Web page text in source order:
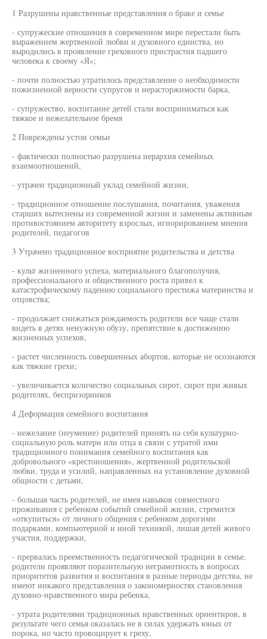
1 Разрушены нравственные представления о браке и семье
- супружеские отношения в современном мире перестали быть
выражением жертвенной любви и духовного единства, но
выродились в проявление греховного пристрастия падшего
человека к своему «Я»;
- почти полностью утратилось представление о необходимости
пожизненной верности супругов и нерасторжимости барка,
- супружество, воспитание детей стали восприниматься как
тяжкое и нежелательное бремя
2 Повреждены устои семьи
- фактически полностью разрушена иерархия семейных
взаимоотношений,
- утрачен традиционный уклад семейной жизни,
- традиционное отношение послушания, почитания, уважения
старших вытеснены из современной жизни и заменены активным
противостоянием авторитету взрослых, игнорированием мнения
родителей, педагогов
3 Утрачено традиционное восприятие родительства и детства
- культ жизненного успеха, материального благополучия,
профессионального и общественного роста привел к
катастрофическому падению социального престижа материнства и
отцовства;
- продолжает снижаться рождаемость родители все чаще стали
видеть в детях ненужную обузу, препятствие к достижению
жизненных успехов,
- растет численность совершенных абортов, которые не осознаются
как тяжкие грехи;
- увеличивается количество социальных сирот, сирот при живых
родителях, беспризорников
4 Деформация семейного воспитания
- нежелание (неумение) родителей принять на себя культурно-
социальную роль матери или отца в связи с утратой ими
традиционного понимания семейного воспитания как
добровольного «крестоношения», жертвенной родительской
любви, труда и усилий, направленных на установление духовной
общности с детьми,
- большая часть родителей, не имея навыков совместного
проживания с ребенком событий семейной жизни, стремится
«откупиться» от личного общения с ребенком дорогими
подарками, компьютерной и иной техникой, лишая детей живого
участия, поддержки,
- прервалась преемственность педагогической традиции в семье,
родители проявляют поразительную неграмотность в вопросах
приоритетов развития и воспитания в разные периоды детства, не
имеют никакого представления о закономерностях становления
духовно-нравственного мира ребенка,
- утрата родителями традиционных нравственных ориентиров, в
результате чего семья оказалась не в силах удержать юных от
порока, но часто провоцирует к греху,